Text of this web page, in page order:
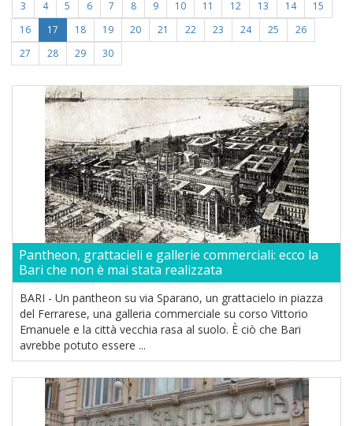
3 4 5 6 7 8 9 10 11 12 13 14
15
16
17 18 19 20 21 22 23 24 25
26
27
28 29 30
Pantheon, grattacieli e gallerie commerciali: ecco la
Bari che non è mai stata realizzata
BARI - Un pantheon su via Sparano, un grattacielo in piazza
del Ferrarese, una galleria commerciale su corso Vittorio
Emanuele e la città vecchia rasa al suolo. È ciò che Bari
avrebbe potuto essere ...